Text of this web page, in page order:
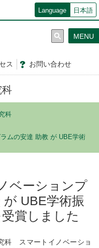
Language 日本語
ス お問い合わせ
MENU
科
科
ムの安達 助教 が UBE学術
ベーションプ
UBE学術振
賞しました
科 スマートイノベーショ